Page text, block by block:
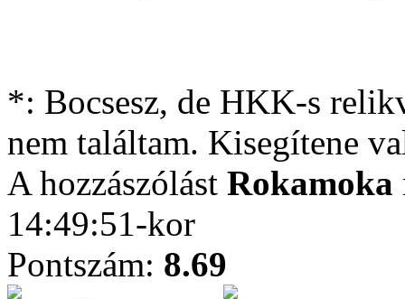
*: Bocsesz, de HKK-s
nem találtam. Kisegítene
A hozzászólást Rokamoka
14:49:51-kor
Pontszám: 8.69